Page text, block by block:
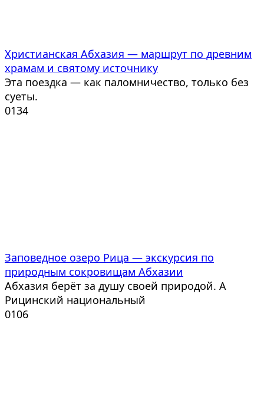
Христианская Абхазия — маршрут по древним
храмам и святому источнику
Эта поездка — как паломничество, только без
суеты.
0134
Заповедное озеро Рица — экскурсия по
природным сокровищам Абхазии
Абхазия берёт за душу своей природой. А
Рицинский национальный
0106